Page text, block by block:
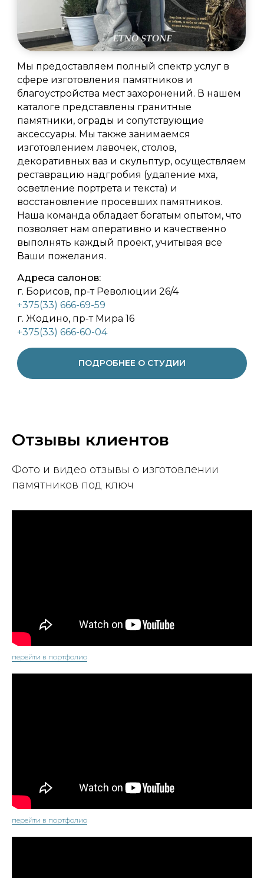
Мы предоставляем полный спектр услуг в
сфере изготовления памятников и
благоустройства мест захоронений. В нашем
каталоге представлены гранитные
памятники, ограды и сопутствующие
аксессуары. Мы также занимаемся
изготовлением лавочек, столов,
декоративных ваз и скульптур, осуществляем
реставрацию надгробия (удаление мха,
осветление портрета и текста) и
восстановление просевших памятников.
Наша команда обладает богатым опытом, что
позволяет нам оперативно и качественно
выполнять каждый проект, учитывая все
Ваши пожелания.
Адреса салонов:
г. Борисов, пр-т Революции 26/4
+375(33) 666-69-59
г. Жодино, пр-т Мира 16
+375(33) 666-60-04
ПОДРОБНЕЕ О СТУДИИ
Отзывы клиентов
Фото и видео отзывы о изготовлении
памятников под ключ
перейти в портфолио
перейти в портфолио